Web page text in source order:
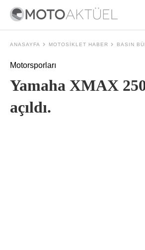
ANASAYFA MOTOSIKLET HABER BASIN
Motorsporları
Yamaha XMAX 250
açıldı.